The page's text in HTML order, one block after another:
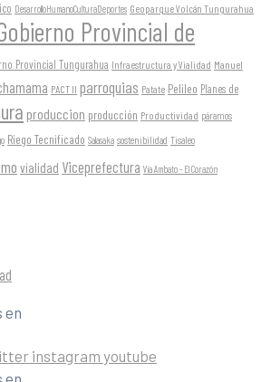
DesarrolloHumanoCulturaDeportes Geoparque Volcán Tungurahua
Provincial de
Provincial Tungurahua Infraestructura y Vialidad Manuel
PACT II parroquias Patate Pelileo Planes de
produccion producción Productividad páramos
Riego Tecnificado Salasaka sostenibilidad Tisaleo
vialidad Viceprefectura Vía Ambato - El Corazón
en
instagram youtube
en